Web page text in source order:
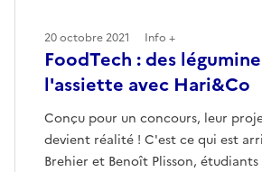
FoodTech : des
l'assiette avec Hari&Co
Conçu pour un concours, leur
devient réalité ! C'est ce qui est
Brehier et Benoît Plisson, étudiants
20 octobre 2021 Info +